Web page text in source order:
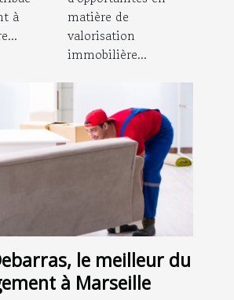
à
matière de
valorisation
immobilière...
le meilleur du
à Marseille